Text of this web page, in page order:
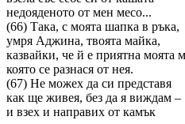
недояденото от мен месо...
(66) Така, с моята шапка в ръка,
умря Аджина, твоята майка,
казвайки, че й е приятна моята
която се разнася от нея.
(67) Не можех да си представя
как ще живея, без да я виждам –
и взех и направих от камък